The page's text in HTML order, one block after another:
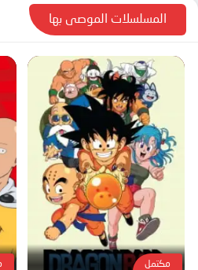
المسلسلات الموصى بها
مكتمل